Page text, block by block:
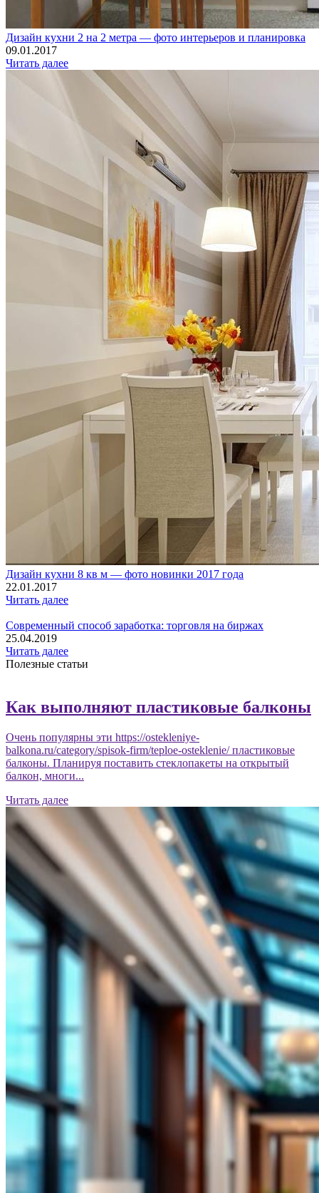
Дизайн кухни 2 на 2 метра — фото интерьеров и планировка
09.01.2017
Читать далее
Дизайн кухни 8 кв м — фото новинки 2017 года
22.01.2017
Читать далее
Современный способ заработка: торговля на биржах
25.04.2019
Читать далее
Полезные статьи
Как выполняют пластиковые балконы
Очень популярны эти https://ostekleniye-
balkona.ru/category/spisok-firm/teploe-osteklenie/ пластиковые
балконы. Планируя поставить стеклопакеты на открытый
балкон, многи...
Читать далее